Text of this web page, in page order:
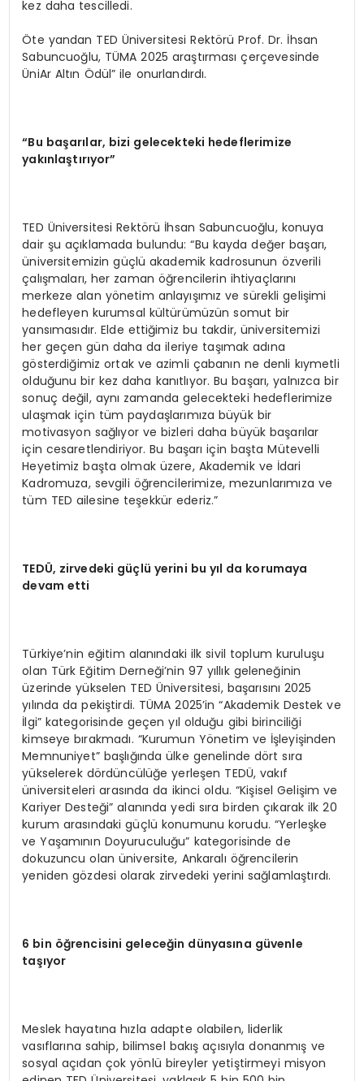
kez daha tescilledi.
Öte yandan TED Üniversitesi Rektörü Prof. Dr. İhsan
Sabuncuoğlu, TÜMA 2025 araştırması çerçevesinde
ÜniAr Altın Ödül” ile onurlandırdı.
“Bu başarılar, bizi gelecekteki hedeflerimize
yakınlaştırıyor”
TED Üniversitesi Rektörü İhsan Sabuncuoğlu, konuya
dair şu açıklamada bulundu: “Bu kayda değer başarı,
üniversitemizin güçlü akademik kadrosunun özverili
çalışmaları, her zaman öğrencilerin ihtiyaçlarını
merkeze alan yönetim anlayışımız ve sürekli gelişimi
hedefleyen kurumsal kültürümüzün somut bir
yansımasıdır. Elde ettiğimiz bu takdir, üniversitemizi
her geçen gün daha da ileriye taşımak adına
gösterdiğimiz ortak ve azimli çabanın ne denli kıymetli
olduğunu bir kez daha kanıtlıyor. Bu başarı, yalnızca bir
sonuç değil, aynı zamanda gelecekteki hedeflerimize
ulaşmak için tüm paydaşlarımıza büyük bir
motivasyon sağlıyor ve bizleri daha büyük başarılar
için cesaretlendiriyor. Bu başarı için başta Mütevelli
Heyetimiz başta olmak üzere, Akademik ve İdari
Kadromuza, sevgili öğrencilerimize, mezunlarımıza ve
tüm TED ailesine teşekkür ederiz.”
TEDÜ, zirvedeki güçlü yerini bu yıl da korumaya
devam etti
Türkiye’nin eğitim alanındaki ilk sivil toplum kuruluşu
olan Türk Eğitim Derneği’nin 97 yıllık geleneğinin
üzerinde yükselen TED Üniversitesi, başarısını 2025
yılında da pekiştirdi. TÜMA 2025’in “Akademik Destek ve
İlgi” kategorisinde geçen yıl olduğu gibi birinciliği
kimseye bırakmadı. “Kurumun Yönetim ve İşleyişinden
Memnuniyet” başlığında ülke genelinde dört sıra
yükselerek dördüncülüğe yerleşen TEDÜ, vakıf
üniversiteleri arasında da ikinci oldu. “Kişisel Gelişim ve
Kariyer Desteği” alanında yedi sıra birden çıkarak ilk 20
kurum arasındaki güçlü konumunu korudu. “Yerleşke
ve Yaşamının Doyuruculuğu” kategorisinde de
dokuzuncu olan üniversite, Ankaralı öğrencilerin
yeniden gözdesi olarak zirvedeki yerini sağlamlaştırdı.
6 bin öğrencisini geleceğin dünyasına güvenle
taşıyor
Meslek hayatına hızla adapte olabilen, liderlik
vasıflarına sahip, bilimsel bakış açısıyla donanmış ve
sosyal açıdan çok yönlü bireyler yetiştirmeyi misyon